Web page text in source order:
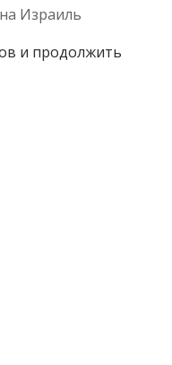
Израиль
и продолжить